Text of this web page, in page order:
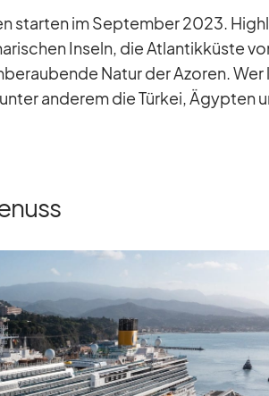
star­ten im Sep­tem­ber 2023.
In­seln, die At­lan­tik­küste
Na­tur der Azo­ren.
an­de­rem die Tür­kei, Ägyp­ten